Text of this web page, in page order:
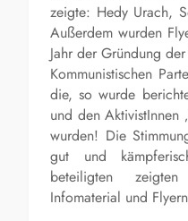
zeigte: Hedy Urach,
Außerdem wurden
Jahr der Gründung
Kommunistischen
die, so wurde
und den AktivistInnen
wurden! Die
gut und
beteiligten
Infomaterial und